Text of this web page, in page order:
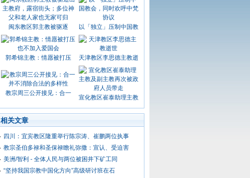
闽东教区郭主教被驱逐 以「独立」压制中国教
郭希锦主教：情愿被打压 天津教区李思德主教逝
教宗周三公开接见：合一
宣化教区崔泰助理主教
相关文章
四川：宜宾教区隆重举行陈宗涛、崔鹏两位执事
教宗圣伯多禄和圣保禄瞻礼弥撒：宣认、受迫害
美洲/智利 - 全体人民与两位被困井下矿工同
“坚持我国宗教中国化方向”高级研讨班在石